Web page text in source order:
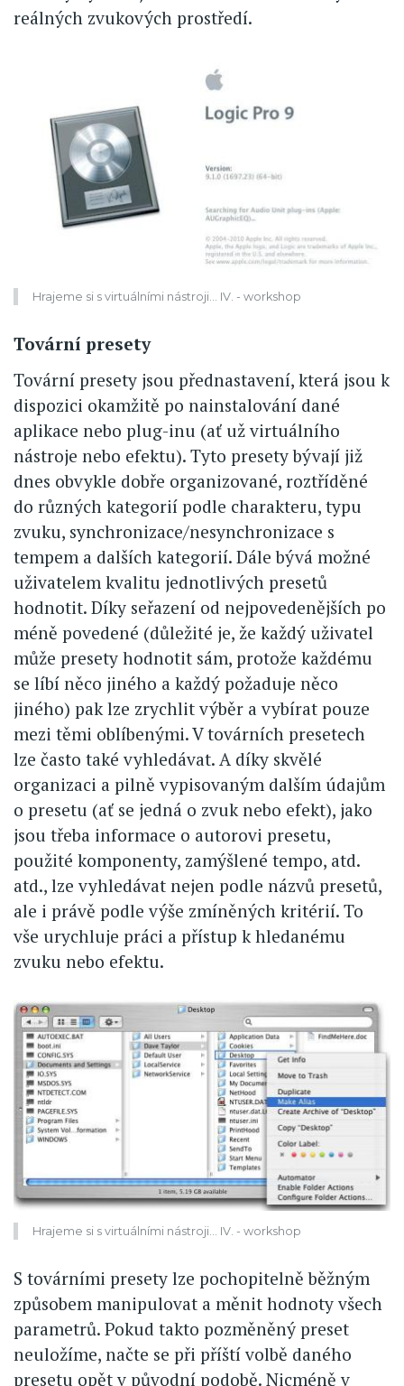
reálných zvukových prostředí.
Hrajeme si s virtuálními nástroji... IV. - workshop
Tovární presety
Tovární presety jsou přednastavení, která jsou k
dispozici okamžitě po nainstalování dané
aplikace nebo plug-inu (ať už virtuálního
nástroje nebo efektu). Tyto presety bývají již
dnes obvykle dobře organizované, roztříděné
do různých kategorií podle charakteru, typu
zvuku, synchronizace/nesynchronizace s
tempem a dalších kategorií. Dále bývá možné
uživatelem kvalitu jednotlivých presetů
hodnotit. Díky seřazení od nejpovedenějších po
méně povedené (důležité je, že každý uživatel
může presety hodnotit sám, protože každému
se líbí něco jiného a každý požaduje něco
jiného) pak lze zrychlit výběr a vybírat pouze
mezi těmi oblíbenými. V továrních presetech
lze často také vyhledávat. A díky skvělé
organizaci a pilně vypisovaným dalším údajům
o presetu (ať se jedná o zvuk nebo efekt), jako
jsou třeba informace o autorovi presetu,
použité komponenty, zamýšlené tempo, atd.
atd., lze vyhledávat nejen podle názvů presetů,
ale i právě podle výše zmíněných kritérií. To
vše urychluje práci a přístup k hledanému
zvuku nebo efektu.
Hrajeme si s virtuálními nástroji... IV. - workshop
S továrními presety lze pochopitelně běžným
způsobem manipulovat a měnit hodnoty všech
parametrů. Pokud takto pozměněný preset
neuložíme, načte se při příští volbě daného
presetu opět v původní podobě. Nicméně v